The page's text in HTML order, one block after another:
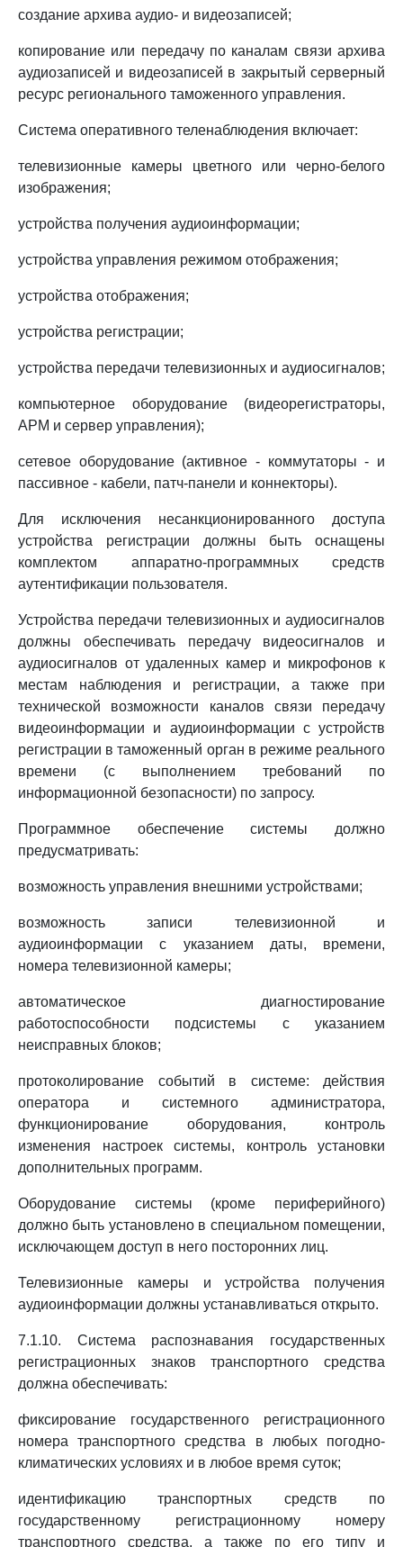
создание архива аудио- и видеозаписей;
копирование или передачу по каналам связи архива
аудиозаписей и видеозаписей в закрытый серверный
ресурс регионального таможенного управления.
Система оперативного теленаблюдения включает:
телевизионные камеры цветного или черно-белого
изображения;
устройства получения аудиоинформации;
устройства управления режимом отображения;
устройства отображения;
устройства регистрации;
устройства передачи телевизионных и аудиосигналов;
компьютерное оборудование (видеорегистраторы,
АРМ и сервер управления);
сетевое оборудование (активное - коммутаторы - и
пассивное - кабели, патч-панели и коннекторы).
Для исключения несанкционированного доступа
устройства регистрации должны быть оснащены
комплектом аппаратно-программных средств
аутентификации пользователя.
Устройства передачи телевизионных и аудиосигналов
должны обеспечивать передачу видеосигналов и
аудиосигналов от удаленных камер и микрофонов к
местам наблюдения и регистрации, а также при
технической возможности каналов связи передачу
видеоинформации и аудиоинформации с устройств
регистрации в таможенный орган в режиме реального
времени (с выполнением требований по
информационной безопасности) по запросу.
Программное обеспечение системы должно
предусматривать:
возможность управления внешними устройствами;
возможность записи телевизионной и
аудиоинформации с указанием даты, времени,
номера телевизионной камеры;
автоматическое диагностирование
работоспособности подсистемы с указанием
неисправных блоков;
протоколирование событий в системе: действия
оператора и системного администратора,
функционирование оборудования, контроль
изменения настроек системы, контроль установки
дополнительных программ.
Оборудование системы (кроме периферийного)
должно быть установлено в специальном помещении,
исключающем доступ в него посторонних лиц.
Телевизионные камеры и устройства получения
аудиоинформации должны устанавливаться открыто.
7.1.10. Система распознавания государственных
регистрационных знаков транспортного средства
должна обеспечивать:
фиксирование государственного регистрационного
номера транспортного средства в любых погодно-
климатических условиях и в любое время суток;
идентификацию транспортных средств по
государственному регистрационному номеру
транспортного средства, а также по его типу и